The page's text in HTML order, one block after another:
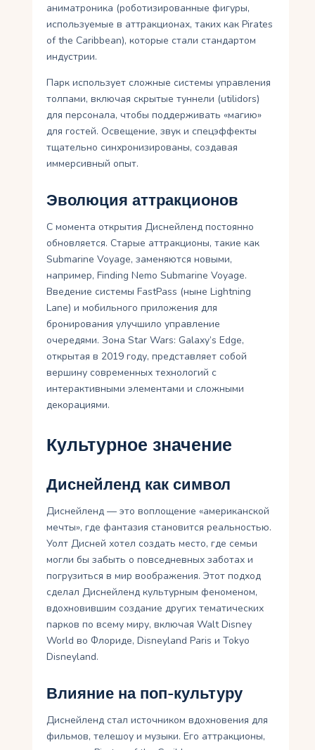
аниматроника (роботизированные фигуры,
используемые в аттракционах, таких как Pirates
of the Caribbean), которые стали стандартом
индустрии.
Парк использует сложные системы управления
толпами, включая скрытые туннели (utilidors)
для персонала, чтобы поддерживать «магию»
для гостей. Освещение, звук и спецэффекты
тщательно синхронизированы, создавая
иммерсивный опыт.
Эволюция аттракционов
С момента открытия Диснейленд постоянно
обновляется. Старые аттракционы, такие как
Submarine Voyage, заменяются новыми,
например, Finding Nemo Submarine Voyage.
Введение системы FastPass (ныне Lightning
Lane) и мобильного приложения для
бронирования улучшило управление
очередями. Зона Star Wars: Galaxy’s Edge,
открытая в 2019 году, представляет собой
вершину современных технологий с
интерактивными элементами и сложными
декорациями.
Культурное значение
Диснейленд как символ
Диснейленд — это воплощение «американской
мечты», где фантазия становится реальностью.
Уолт Дисней хотел создать место, где семьи
могли бы забыть о повседневных заботах и
погрузиться в мир воображения. Этот подход
сделал Диснейленд культурным феноменом,
вдохновившим создание других тематических
парков по всему миру, включая Walt Disney
World во Флориде, Disneyland Paris и Tokyo
Disneyland.
Влияние на поп-культуру
Диснейленд стал источником вдохновения для
фильмов, телешоу и музыки. Его аттракционы,